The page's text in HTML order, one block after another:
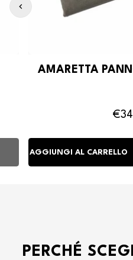
AMARETTA
PERCHÉ